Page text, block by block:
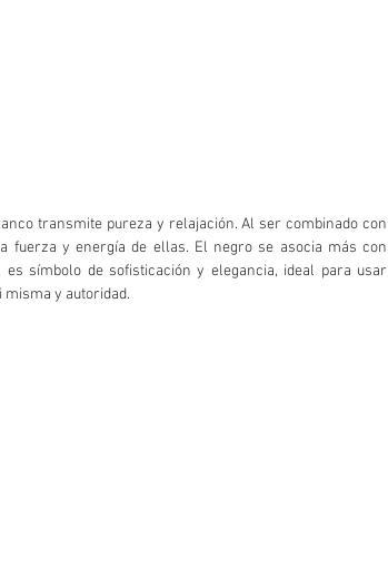
transmite pureza y relajación. Al ser combinado con
fuerza y energía de ellas. El negro se asocia más con
símbolo de sofisticación y elegancia, ideal para usar
y autoridad.